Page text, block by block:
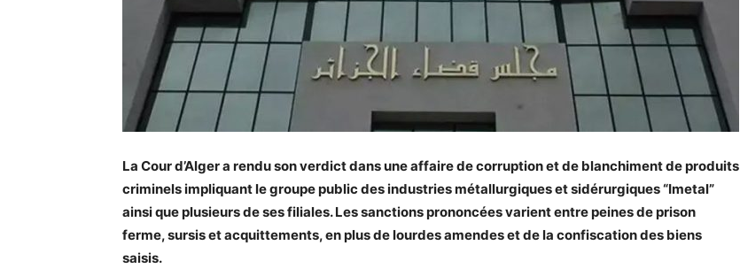
La Cour d’Alger a rendu son verdict dans une affaire de corruption et de blanchiment de produits
criminels impliquant le groupe public des industries métallurgiques et sidérurgiques “Imetal”
ainsi que plusieurs de ses filiales. Les sanctions prononcées varient entre peines de prison
ferme, sursis et acquittements, en plus de lourdes amendes et de la confiscation des biens
saisis.